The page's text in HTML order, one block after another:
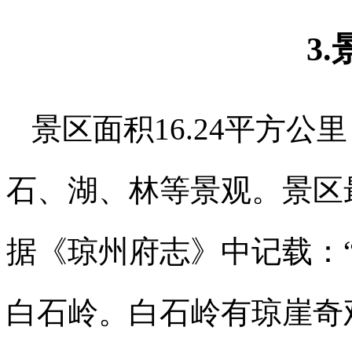
3.
景区面积16.24平方公
石、湖、林等景观。景
据《琼州府志》中记载
白石岭。白石岭有琼崖